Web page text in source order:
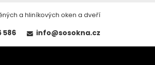
a hliníkových oken a dveří
586 info@sosokna.cz